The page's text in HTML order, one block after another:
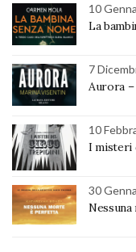
10
La
7
Aurora
10
I misteri
30